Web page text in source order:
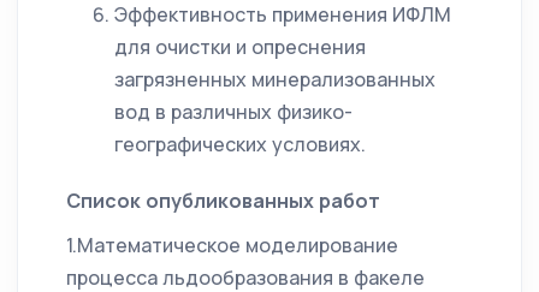
Эффективность применения ИФЛМ
для очистки и опреснения
загрязненных минерализованных
вод в различных физико-
географических условиях.
Список опубликованных работ
1.Математическое моделирование
процесса льдообразования в факеле